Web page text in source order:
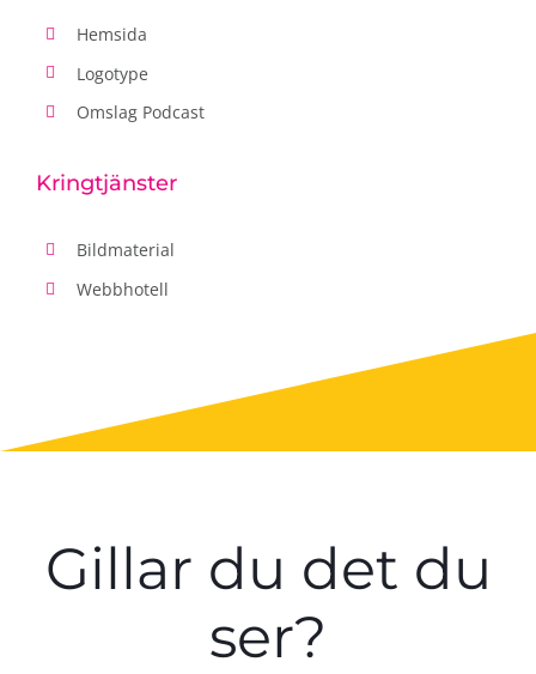
Hemsida
Logotype
Omslag Podcast
Kringtjänster
Bildmaterial
Webbhotell
Gillar du det du
ser?